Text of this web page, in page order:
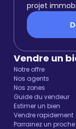
projet
Vendre un
Notre offre
Nos agents
Nos zones
Guide du vendeur
Estimer un bien
Vendre rapidement
Parrainez un proche